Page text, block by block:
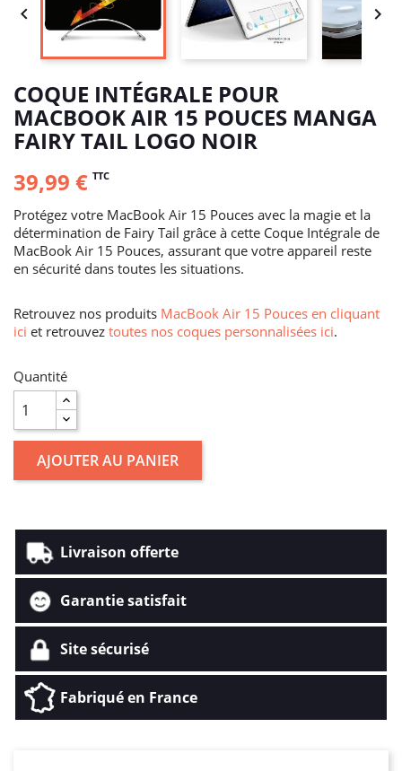
 
COQUE INTÉGRALE POUR
MACBOOK AIR 15 POUCES MANGA
FAIRY TAIL LOGO NOIR
39,99 € TTC
Protégez votre MacBook Air 15 Pouces avec la magie et la
détermination de Fairy Tail grâce à cette Coque Intégrale de
MacBook Air 15 Pouces, assurant que votre appareil reste
en sécurité dans toutes les situations.
Retrouvez nos produits MacBook Air 15 Pouces en cliquant
ici et retrouvez toutes nos coques personnalisées ici.
Quantité
AJOUTER AU PANIER
Livraison offerte
Garantie satisfait
Site sécurisé
Fabriqué en France